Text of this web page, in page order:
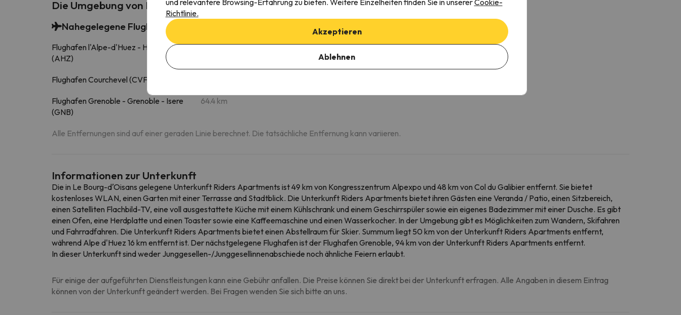
Die Umgebung von Riders Apartments
Nahegelegene Flughäfen
Flughafen l'Alpe-d'Huez - Henri Giraud
(AHZ)
5.8 km
Flughafen Courchevel (CVF)
Flughafen Grenoble - Grenoble - Isere
(GNB)
64.4 km
Alle Entfernungen sind auf einer geraden Linie berechnet. Die tatsächliche Entfernung kann variieren.
Informationen zur Unterkunft
Die in Le Bourg-dʼOisans gelegene Unterkunft Riders Apartments ist 49 km von Kongresszentrum Alpexpo und 48 km von Col du Galibier entfernt. Sie bietet
kostenloses WLAN, einen Garten mit einer Terrasse and Stadtblick. Die Unterkunft Riders Apartments bietet ihren Gästen eine Veranda / Patio, einen Sitzbereich,
einen Satelliten Flachbild-TV, eine voll ausgestattete Küche mit einem Kühlschrank und einem Geschirrspüler sowie ein eigenes Badezimmer mit einer Dusche. Es gibt
einen Ofen, eine Herdplatte und einen Toaster sowie eine Kaffeemaschine und einen Wasserkocher. In der Umgebung gibt es Möglichkeiten zum Wandern, Skifahren
und Fahrradfahren. Die Unterkunft Riders Apartments bietet einen Abstellraum für Skier. Summum liegt 50 km von der Unterkunft Riders Apartments entfernt,
während Alpe d'Huez 16 km entfernt ist. Der nächstgelegene Flughafen ist der Flughafen Grenoble, 94 km von der Unterkunft Riders Apartments entfernt.
In dieser Unterkunft sind weder Junggesellen-/Junggesellinnenabschiede noch ähnliche Feiern erlaubt.
Für einige der aufgeführten Dienstleistungen kann eine Gebühr anfallen. Die Preise können Sie direkt bei der Unterkunft erfragen. Alle Angaben in diesem Eintrag
können von der Unterkunft geändert werden. Bei Fragen wenden Sie sich bitte an uns.
Richtlinie.
Akzeptieren
Ablehnen